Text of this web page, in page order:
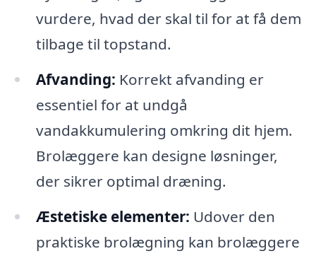
vurdere, hvad der skal til for at få dem
tilbage til topstand.
Afvanding: Korrekt afvanding er
essentiel for at undgå
vandakkumulering omkring dit hjem.
Brolæggere kan designe løsninger,
der sikrer optimal dræning.
Æstetiske elementer: Udover den
praktiske brolægning kan brolæggere